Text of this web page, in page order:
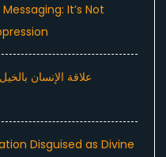
It’s Not
علاقة الإنسان
Disguised as Divine